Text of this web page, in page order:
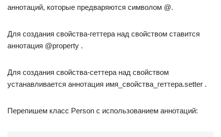
аннотаций, которые предваряются символом @.
Для создания свойства-геттера над свойством ставится
аннотация @property .
Для создания свойства-сеттера над свойством
устанавливается аннотация имя_свойства_геттера.setter .
Перепишем класс Person с использованием аннотаций: